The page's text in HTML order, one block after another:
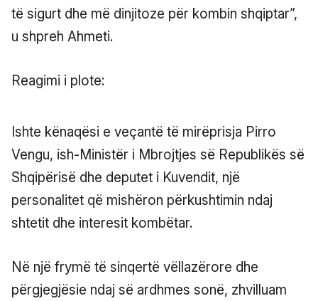
të sigurt dhe më dinjitoze për kombin shqiptar”,
u shpreh Ahmeti.
Reagimi i plote:
Ishte kënaqësi e veçantë të mirëprisja Pirro
Vengu, ish-Ministër i Mbrojtjes së Republikës së
Shqipërisë dhe deputet i Kuvendit, një
personalitet që mishëron përkushtimin ndaj
shtetit dhe interesit kombëtar.
Në një frymë të sinqertë vëllazërore dhe
përgjegjësie ndaj së ardhmes sonë, zhvilluam